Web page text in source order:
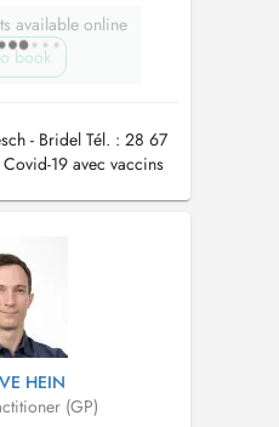
available online
book
- Bridel Tél. : 28 67
19 avec vaccins
HEIN
(GP)